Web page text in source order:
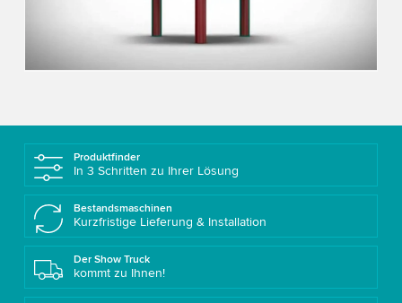
Accept More information
Produktfinder
In 3 Schritten zu Ihrer Lösung
Bestandsmaschinen
Kurzfristige Lieferung & Installation
Der Show Truck
kommt zu Ihnen!